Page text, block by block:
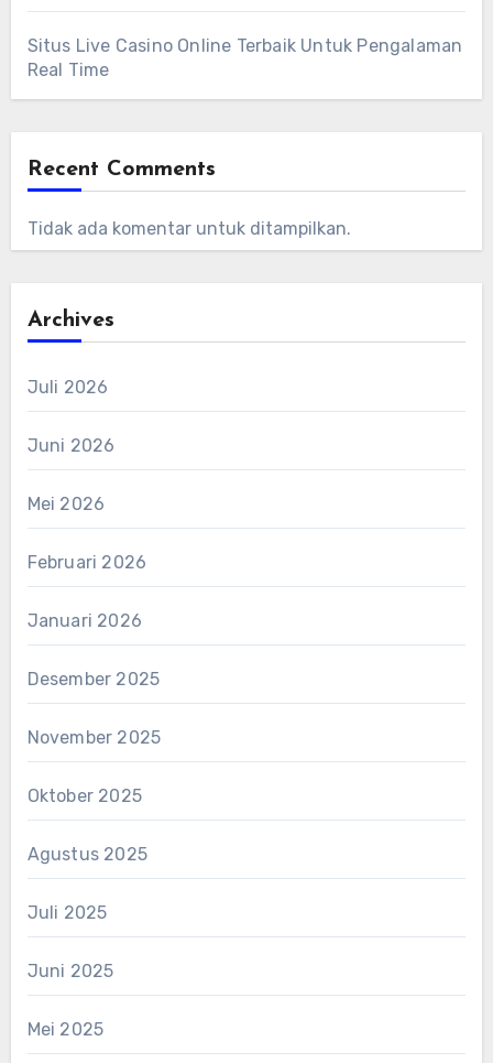
Situs Live Casino Online Terbaik Untuk Pengalaman
Real Time
Recent Comments
Tidak ada komentar untuk ditampilkan.
Archives
Juli 2026
Juni 2026
Mei 2026
Februari 2026
Januari 2026
Desember 2025
November 2025
Oktober 2025
Agustus 2025
Juli 2025
Juni 2025
Mei 2025